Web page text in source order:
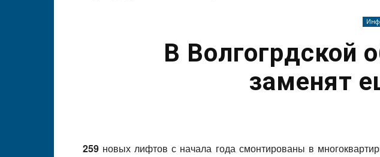
В Волгогрдской
заменят
259 новых лифтов с начала года смонтированы в